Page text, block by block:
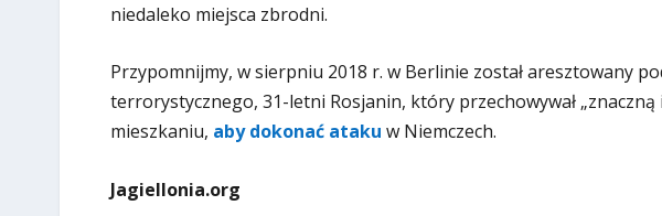
niedaleko miejsca zbrodni.
Przypomnijmy, w sierpniu 2018 r. w Berlinie został aresztowany
terrorystycznego, 31-letni Rosjanin, który przechowywał „znaczną
mieszkaniu, aby dokonać ataku w Niemczech.
Jagiellonia.org